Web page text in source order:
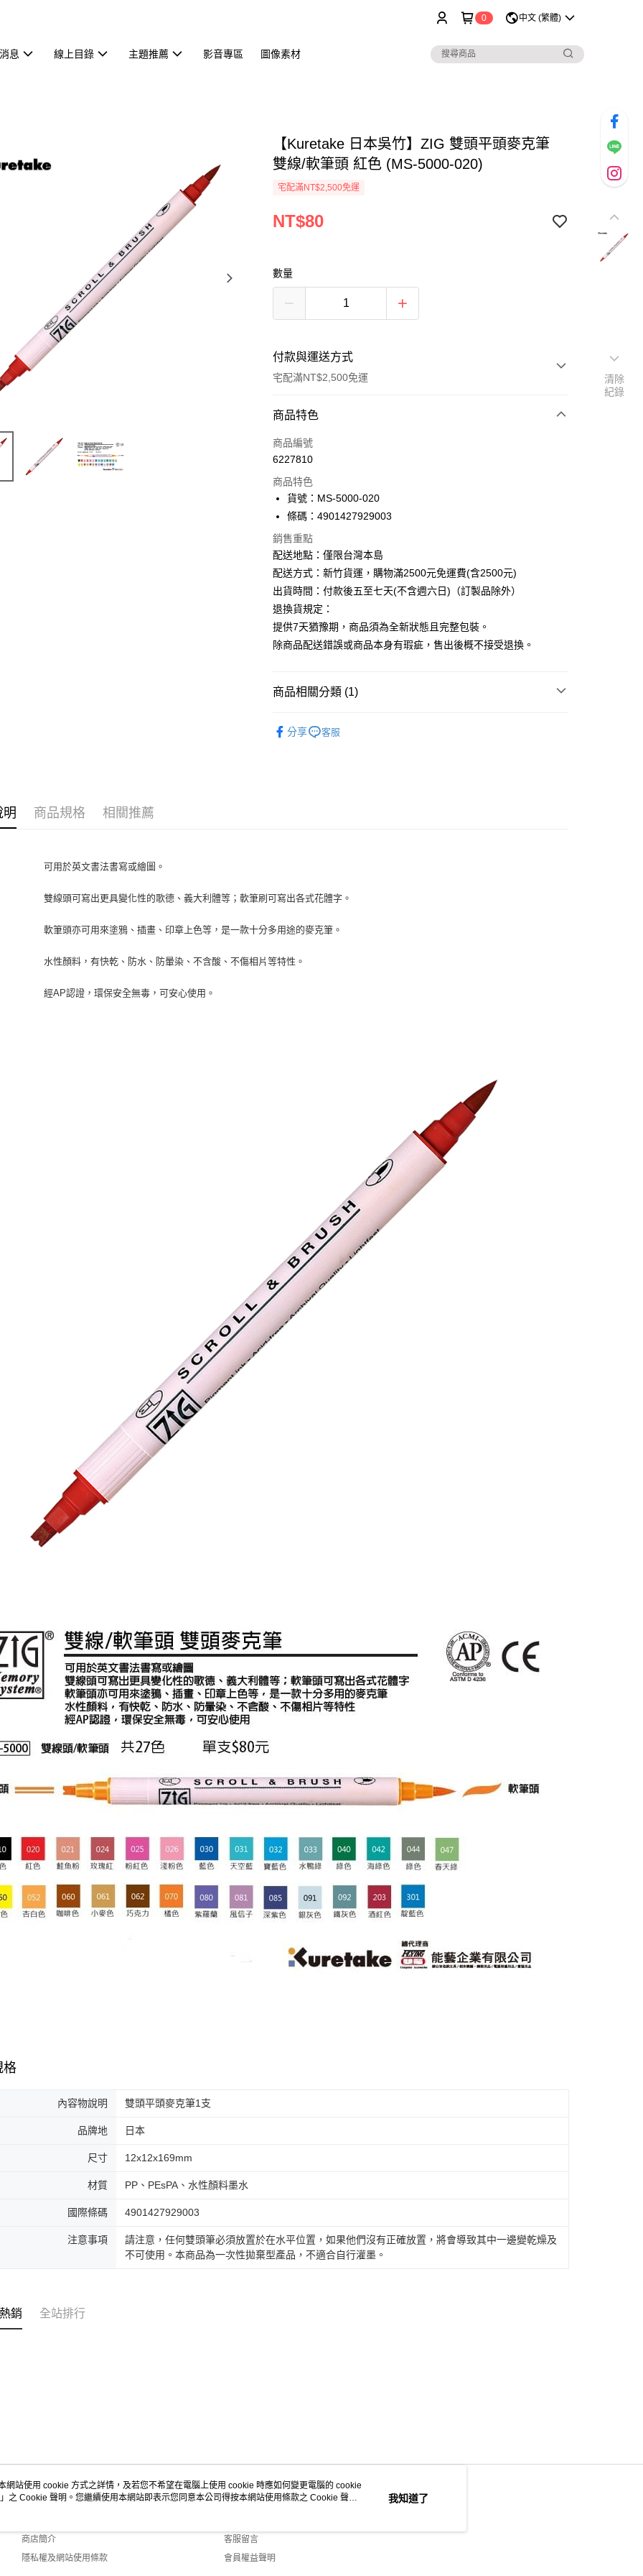
0 中文 (繁體)
息 線上目錄 主題推薦 影音專區 圖像素材
【Kuretake 日本吳竹】ZIG 雙頭平頭麥克筆
雙線/軟筆頭 紅色 (MS-5000-020)
宅配滿NT$2,500免運
NT$80
數量
付款與運送方式
宅配滿NT$2,500免運
付款方式
信用卡一次付款
街口支付
悠遊付
ATM付款
運送方式
下單前請先詢問庫存
每筆NT$130，滿NT$2,500(含以上)免運費
商品特色
商品編號
6227810
商品特色
貨號：MS-5000-020
條碼：4901427929003
銷售重點
配送地點：僅限台灣本島
配送方式：新竹貨運，購物滿2500元免運費(含2500元)
出貨時間：付款後五至七天(不含週六日)（訂製品除外）
退換貨規定：
提供7天猶豫期，商品須為全新狀態且完整包裝。
除商品配送錯誤或商品本身有瑕疵，售出後概不接受退換。
商品相關分類 (1)
分享
客服
明 商品規格 相關推薦
可用於英文書法書寫或繪圖。
雙線頭可寫出更具變化性的歌德、義大利體等；軟筆刷可寫出各式花體字。
軟筆頭亦可用來塗鴉、插畫、印章上色等，是一款十分多用途的麥克筆。
水性顏料，有快乾、防水、防暈染、不含酸、不傷相片等特性。
經AP認證，環保安全無毒，可安心使用。
格
內容物說明 雙頭平頭麥克筆1支
品牌地 日本
尺寸 12x12x169mm
材質 PP、PEsPA、水性顏料墨水
國際條碼 4901427929003
注意事項
請注意，任何雙頭筆必須放置於在水平位置，如果他們沒有正確放置，將會導致其中一邊變乾燥及
不可使用。本商品為一次性拋棄型產品，不適合自行灌墨。
銷 全站排行
關於我們
商店簡介
隱私權及網站使用條款
客服資訊
客服留言
會員權益聲明
清除
紀錄
網站使用 cookie 方式之詳情，及若您不希望在電腦上使用 cookie 時應如何變更電腦的 cookie
」之 Cookie 聲明。您繼續使用本網站即表示您同意本公司得按本網站使用條款之 Cookie 聲明
我知道了